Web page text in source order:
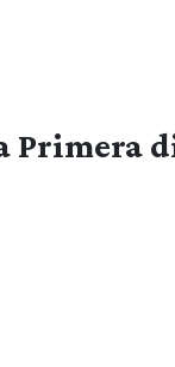
Primera